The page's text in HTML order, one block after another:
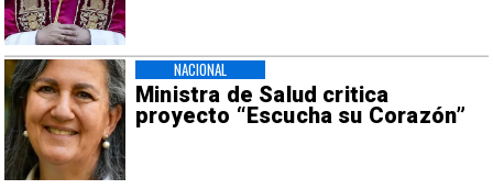
Ministra de Salud critica
proyecto “Escucha su Corazón”
NACIONAL